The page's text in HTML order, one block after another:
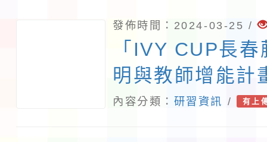
發佈時間：2024-03-25 /
「IVY CUP長
明與教師增能計
技口語增能研習
內容分類： 研習資訊 / 有上